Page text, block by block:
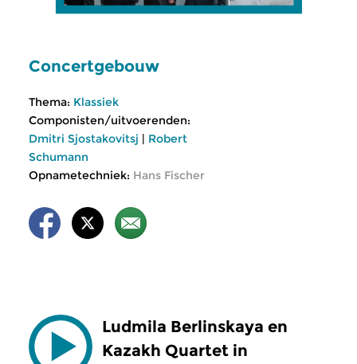
Concertgebouw
Thema: Klassiek
Componisten/uitvoerenden:
Dmitri Sjostakovitsj | Robert
Schumann
Opnametechniek: Hans Fischer
Ludmila Berlinskaya en
Kazakh Quartet in